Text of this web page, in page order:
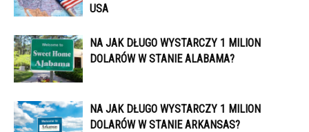
USA
NA JAK DŁUGO WYSTARCZY 1 MILION
DOLARÓW W STANIE ALABAMA?
NA JAK DŁUGO WYSTARCZY 1 MILION
DOLARÓW W STANIE ARKANSAS?